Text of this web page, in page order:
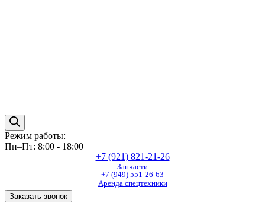
Режим работы:
Пн–Пт: 8:00 - 18:00
+7 (921) 821-21-26
Запчасти
+7 (949) 551-26-63
Аренда спецтехники
Заказать звонок